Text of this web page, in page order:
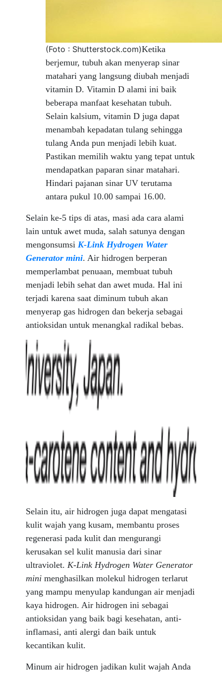
(Foto : Shutterstock.com)Ketika
berjemur, tubuh akan menyerap sinar
matahari yang langsung diubah menjadi
vitamin D. Vitamin D alami ini baik
beberapa manfaat kesehatan tubuh.
Selain kalsium, vitamin D juga dapat
menambah kepadatan tulang sehingga
tulang Anda pun menjadi lebih kuat.
Pastikan memilih waktu yang tepat untuk
mendapatkan paparan sinar matahari.
Hindari pajanan sinar UV terutama
antara pukul 10.00 sampai 16.00.
Selain ke-5 tips di atas, masi ada cara alami
lain untuk awet muda, salah satunya dengan
mengonsumsiK-Link Hydrogen Water
Generator mini. Air hidrogen berperan
memperlambat penuaan, membuat tubuh
menjadi lebih sehat dan awet muda. Hal ini
terjadi karena saat diminum tubuh akan
menyerap gas hidrogen dan bekerja sebagai
antioksidan untuk menangkal radikal bebas.
Selain itu, air hidrogen juga dapat mengatasi
kulit wajah yang kusam, membantu proses
regenerasi pada kulit dan mengurangi
kerusakan sel kulit manusia dari sinar
ultraviolet.K-Link Hydrogen Water Generator
minimenghasilkan molekul hidrogen terlarut
yang mampu menyulap kandungan air menjadi
kaya hidrogen. Air hidrogen ini sebagai
antioksidan yang baik bagi kesehatan, anti-
inflamasi, anti alergi dan baik untuk
kecantikan kulit.
Minum air hidrogen jadikan kulit wajah Anda